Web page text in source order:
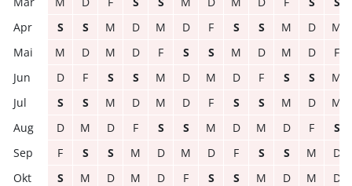
S
S M D M D F S S M D
M
M
D M D F S S M D M D
F
D
F S S M D M D F S S
M
S
S M D M D F S S M D
M
D
M D F S S M D M D F
S
F
S S M D M D F S S M
D
S
M D M D F S S M D M
D